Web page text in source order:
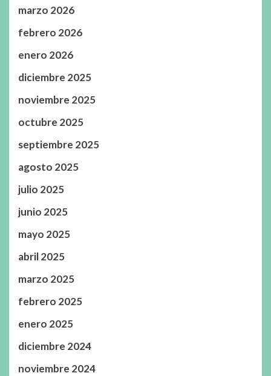
marzo 2026
febrero 2026
enero 2026
diciembre 2025
noviembre 2025
octubre 2025
septiembre 2025
agosto 2025
julio 2025
junio 2025
mayo 2025
abril 2025
marzo 2025
febrero 2025
enero 2025
diciembre 2024
noviembre 2024